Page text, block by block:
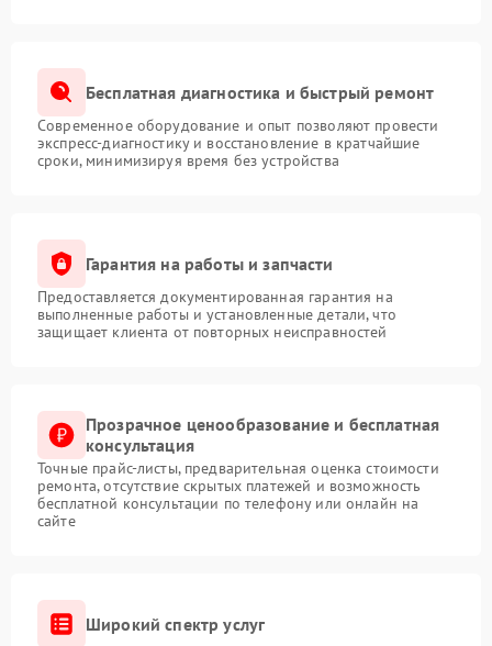
Бесплатная диагностика и быстрый ремонт
Современное оборудование и опыт позволяют провести
экспресс-диагностику и восстановление в кратчайшие
сроки, минимизируя время без устройства
Гарантия на работы и запчасти
Предоставляется документированная гарантия на
выполненные работы и установленные детали, что
защищает клиента от повторных неисправностей
Прозрачное ценообразование и бесплатная
консультация
Точные прайс-листы, предварительная оценка стоимости
ремонта, отсутствие скрытых платежей и возможность
бесплатной консультации по телефону или онлайн на
сайте
Широкий спектр услуг